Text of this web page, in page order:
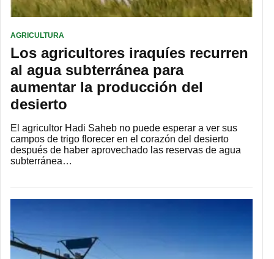
AGRICULTURA
Los agricultores iraquíes recurren
al agua subterránea para
aumentar la producción del
desierto
El agricultor Hadi Saheb no puede esperar a ver sus
campos de trigo florecer en el corazón del desierto
después de haber aprovechado las reservas de agua
subterránea…